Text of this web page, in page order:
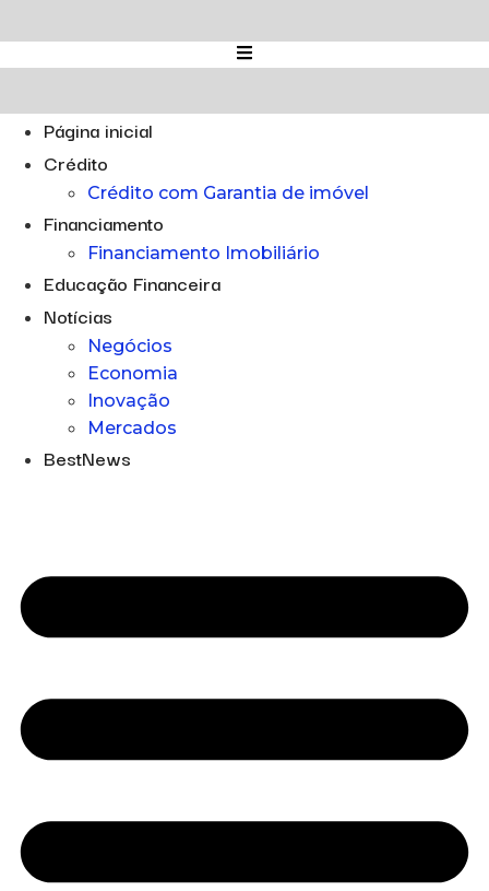
para
o
Página inicial
Crédito
Crédito com Garantia de imóvel
Financiamento
Financiamento Imobiliário
Educação Financeira
Notícias
Negócios
Economia
Inovação
Mercados
BestNews